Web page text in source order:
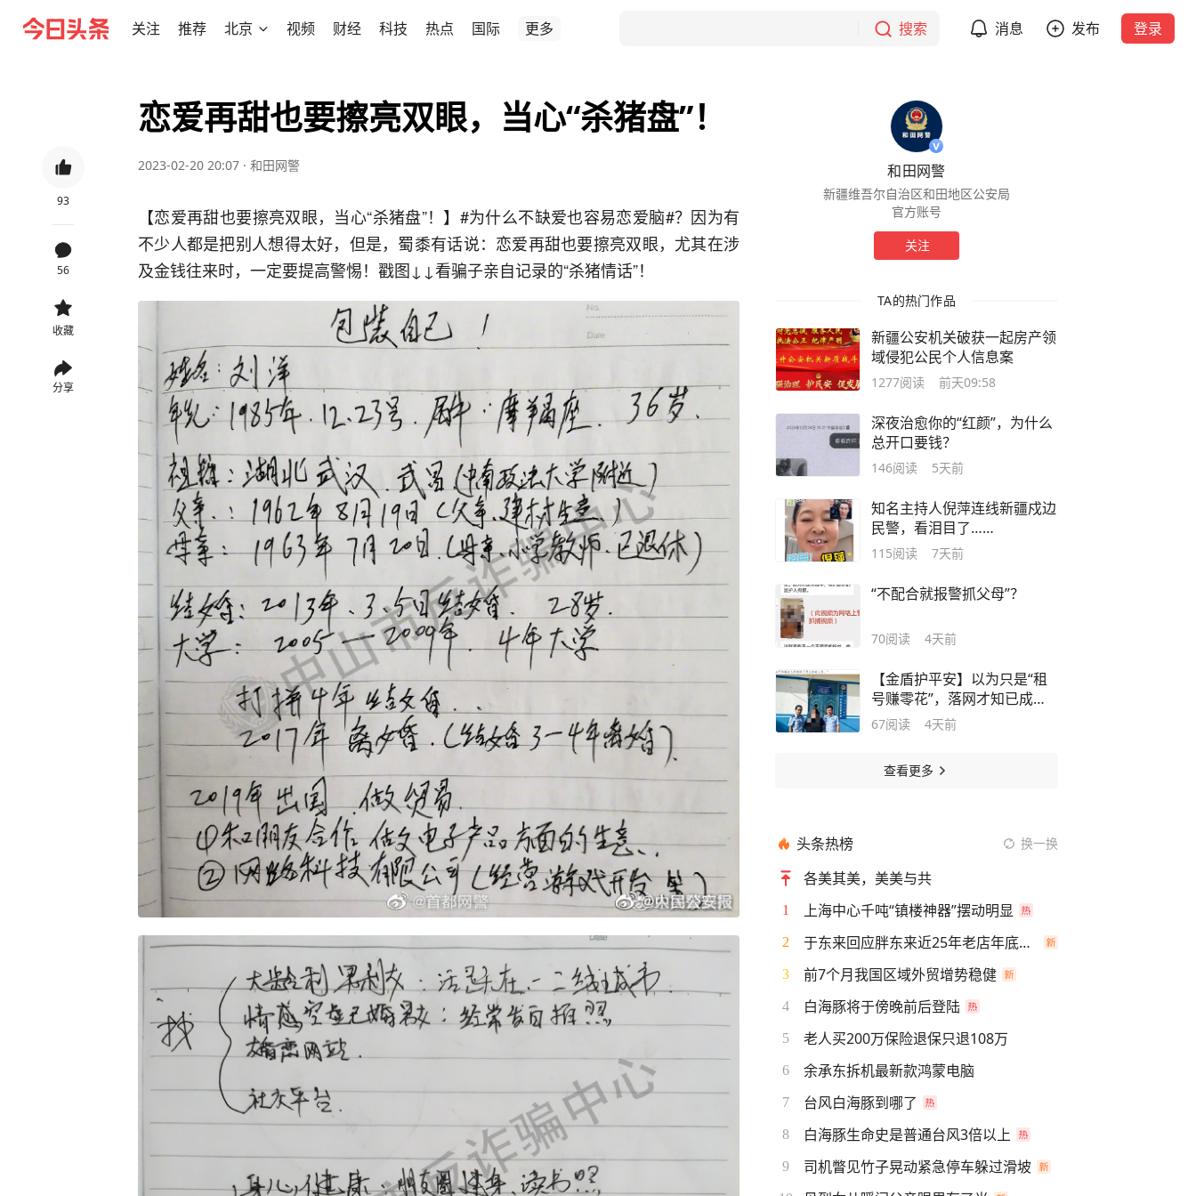
关注 推荐 北京 视频 财经 科技 热点 国际 更多 搜索 消息 发布 登录
93
56
收藏
分享
恋爱再甜也要擦亮双眼，当心“杀猪盘”！
2023-02-20 20:07 · 和田网警
【恋爱再甜也要擦亮双眼，当心“杀猪盘”！】#为什么不缺爱也容易恋爱脑#？因为有
不少人都是把别人想得太好，但是，蜀黍有话说：恋爱再甜也要擦亮双眼，尤其在涉
及金钱往来时，一定要提高警惕！戳图↓↓看骗子亲自记录的“杀猪情话”！
和田网警
新疆维吾尔自治区和田地区公安局
官方账号
关注
TA的热门作品
新疆公安机关破获一起房产领
域侵犯公民个人信息案
1277阅读 前天09:58
深夜治愈你的“红颜”，为什么
总开口要钱？
146阅读 5天前
知名主持人倪萍连线新疆戍边
民警，看泪目了……
115阅读 7天前
“不配合就报警抓父母”？
70阅读 4天前
【金盾护平安】以为只是“租
号赚零花”，落网才知已成网
上逃犯
67阅读 4天前
查看更多
头条热榜 换一换
各美其美，美美与共
1 上海中心千吨“镇楼神器”摆动明显
2 于东来回应胖东来近25年老店年底关闭
3 前7个月我国区域外贸增势稳健
4 白海豚将于傍晚前后登陆
5 老人买200万保险退保只退108万
6 余承东拆机最新款鸿蒙电脑
7 台风白海豚到哪了
8 白海豚生命史是普通台风3倍以上
9 司机瞥见竹子晃动紧急停车躲过滑坡